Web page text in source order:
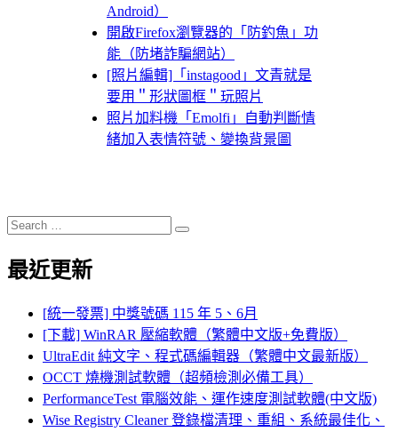
Android）
開啟Firefox瀏覽器的「防釣魚」功
能（防堵詐騙網站）
[照片編輯]「instagood」文青就是
要用＂形狀圖框＂玩照片
照片加料機「Emolfi」自動判斷情
緒加入表情符號、變換背景圖
Search
for:
Search
最近更新
[統一發票] 中獎號碼 115 年 5、6月
[下載] WinRAR 壓縮軟體（繁體中文版+免費版）
UltraEdit 純文字、程式碼編輯器（繁體中文最新版）
OCCT 燒機測試軟體（超頻檢測必備工具）
PerformanceTest 電腦效能、運作速度測試軟體(中文版)
Wise Registry Cleaner 登錄檔清理、重組、系統最佳化、